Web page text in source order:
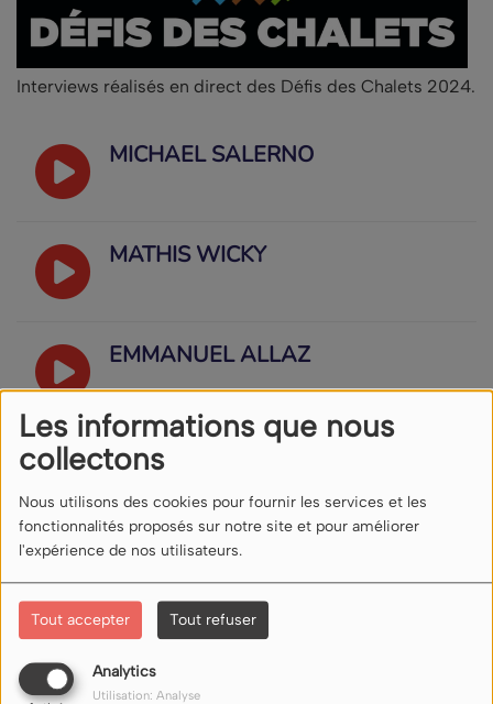
Les informations que nous
collectons
Nous utilisons des cookies pour fournir les services et les
fonctionnalités proposés sur notre site et pour améliorer
l'expérience de nos utilisateurs.
Tout accepter Tout refuser
Analytics
Utilisation: Analyse
Interviews réalisés en direct des Défis des Chalets 2024.
MICHAËL SALERNO
MATHIS WICKY
EMMANUEL ALLAZ
ISALINE CHABBEY
IAN DARGAUD